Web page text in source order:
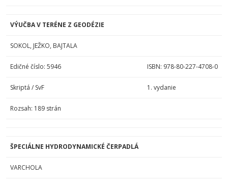
VÝUČBA V TERÉNE Z GEODÉZIE
SOKOL, JEŽKO, BAJTALA
Edičné číslo: 5946 ISBN: 978-80-227-4708-0
Skriptá / SvF 1. vydanie
Rozsah: 189 strán
ŠPECIÁLNE HYDRODYNAMICKÉ ČERPADLÁ
VARCHOLA